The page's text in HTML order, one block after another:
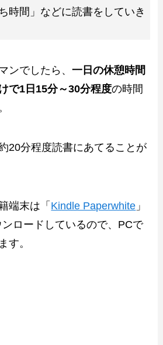
時間」などに読書をしていき
ンでしたら、一日の休憩時間
で1日15分～30分程度の時間
20分程度読書にあてることが
端末は「 Kindle Paperwhite 」
ロードしているので、PCで
す。